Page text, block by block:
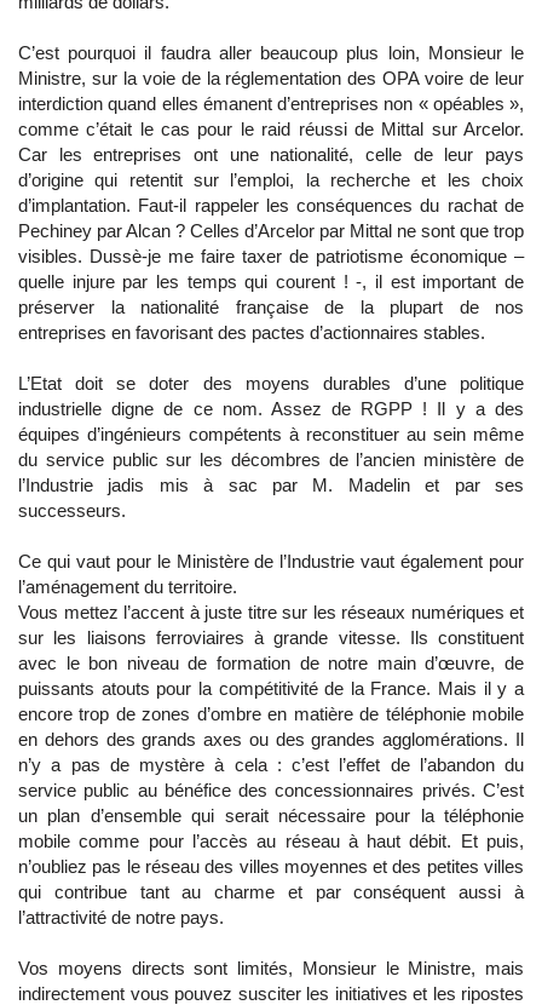
C’est pourquoi il faudra aller beaucoup plus loin, Monsieur le
Ministre, sur la voie de la réglementation des OPA voire de leur
interdiction quand elles émanent d’entreprises non « opéables »,
comme c’était le cas pour le raid réussi de Mittal sur Arcelor.
Car les entreprises ont une nationalité, celle de leur pays
d’origine qui retentit sur l’emploi, la recherche et les choix
d’implantation. Faut-il rappeler les conséquences du rachat de
Pechiney par Alcan ? Celles d’Arcelor par Mittal ne sont que trop
visibles. Dussè-je me faire taxer de patriotisme économique –
quelle injure par les temps qui courent ! -, il est important de
préserver la nationalité française de la plupart de nos
entreprises en favorisant des pactes d’actionnaires stables.
L’Etat doit se doter des moyens durables d’une politique
industrielle digne de ce nom. Assez de RGPP ! Il y a des
équipes d’ingénieurs compétents à reconstituer au sein même
du service public sur les décombres de l’ancien ministère de
l’Industrie jadis mis à sac par M. Madelin et par ses
successeurs.
Ce qui vaut pour le Ministère de l’Industrie vaut également pour
l’aménagement du territoire.
Vous mettez l’accent à juste titre sur les réseaux numériques et
sur les liaisons ferroviaires à grande vitesse. Ils constituent
avec le bon niveau de formation de notre main d’œuvre, de
puissants atouts pour la compétitivité de la France. Mais il y a
encore trop de zones d’ombre en matière de téléphonie mobile
en dehors des grands axes ou des grandes agglomérations. Il
n’y a pas de mystère à cela : c’est l’effet de l’abandon du
service public au bénéfice des concessionnaires privés. C’est
un plan d’ensemble qui serait nécessaire pour la téléphonie
mobile comme pour l’accès au réseau à haut débit. Et puis,
n’oubliez pas le réseau des villes moyennes et des petites villes
qui contribue tant au charme et par conséquent aussi à
l’attractivité de notre pays.
Vos moyens directs sont limités, Monsieur le Ministre, mais
indirectement vous pouvez susciter les initiatives et les ripostes